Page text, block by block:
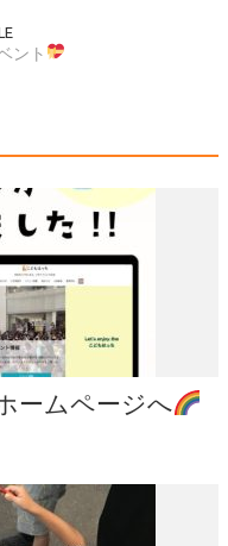
ント
ームページへ